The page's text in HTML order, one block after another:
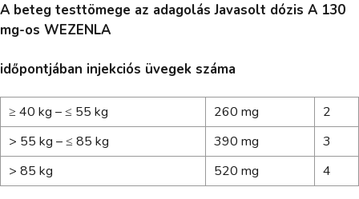
A beteg testtömege az adagolás Javasolt dózis A 130
mg-os WEZENLA
időpontjában injekciós üvegek száma
≥ 40 kg – ≤ 55 kg 260 mg
2
> 55 kg – ≤ 85 kg
390 mg
3
> 85 kg
520 mg 4